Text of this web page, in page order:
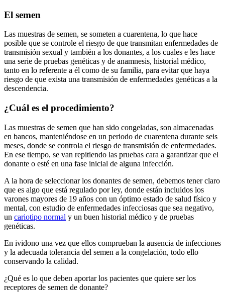
El semen
Las muestras de semen, se someten a cuarentena, lo que hace
posible que se controle el riesgo de que transmitan enfermedades de
transmisión sexual y también a los donantes, a los cuales e les hace
una serie de pruebas genéticas y de anamnesis, historial médico,
tanto en lo referente a él como de su familia, para evitar que haya
riesgo de que exista una transmisión de enfermedades genéticas a la
descendencia.
¿Cuál es el procedimiento?
Las muestras de semen que han sido congeladas, son almacenadas
en bancos, manteniéndose en un periodo de cuarentena durante seis
meses, donde se controla el riesgo de transmisión de enfermedades.
En ese tiempo, se van repitiendo las pruebas cara a garantizar que el
donante o esté en una fase inicial de alguna infección.
A la hora de seleccionar los donantes de semen, debemos tener claro
que es algo que está regulado por ley, donde están incluidos los
varones mayores de 19 años con un óptimo estado de salud físico y
mental, con estudio de enfermedades infecciosas que sea negativo,
un cariotipo normal y un buen historial médico y de pruebas
genéticas.
En ividono una vez que ellos comprueban la ausencia de infecciones
y la adecuada tolerancia del semen a la congelación, todo ello
conservando la calidad.
¿Qué es lo que deben aportar los pacientes que quiere ser los
receptores de semen de donante?